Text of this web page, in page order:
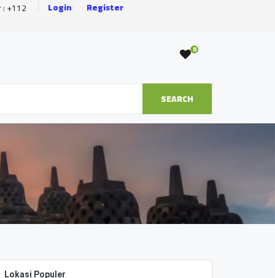
: +112 Login Register
0
SEARCH
Lokasi Populer